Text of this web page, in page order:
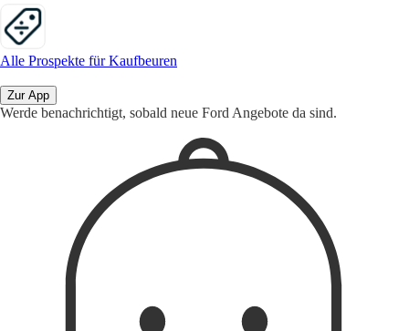
Alle Prospekte für Kaufbeuren
Zur App
Werde benachrichtigt, sobald neue Ford Angebote da sind.